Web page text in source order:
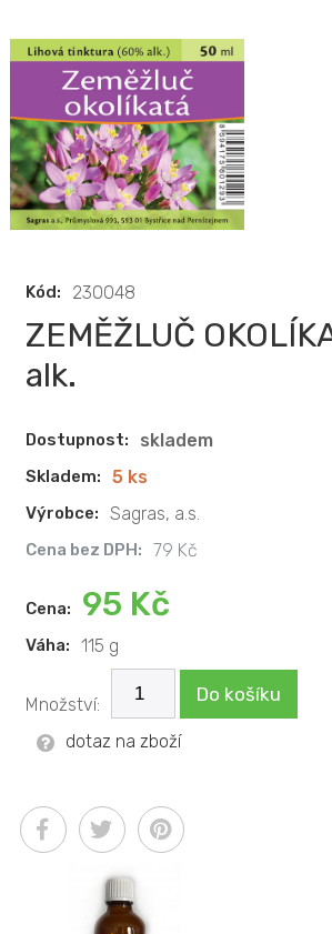
Kód: 230048
ZEMĚŽLUČ
alk.
Dostupnost: skladem
Skladem: 5 ks
Výrobce: Sagras, a.s.
Cena bez DPH: 79 Kč
Cena: 95 Kč
Váha: 115 g
Množství: Do košíku
dotaz na zboží